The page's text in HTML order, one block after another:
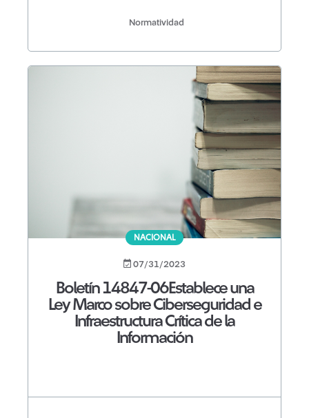
Normatividad
NACIONAL
07/31/2023
Boletín 14847-06Establece una
Ley Marco sobre Ciberseguridad e
Infraestructura Crítica de la
Información